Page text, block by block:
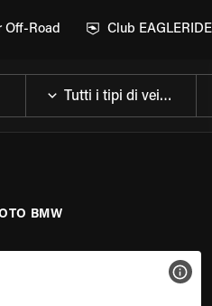
Off-Road Club
BMW
DELLA MOTO